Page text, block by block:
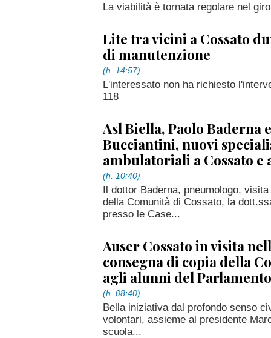
La viabilità è tornata regolare nel
Lite tra vicini a Cossato
di manutenzione
(h. 14:57)
L'interessato non ha richiesto
118
Asl Biella, Paolo Baderna
Bucciantini, nuovi
ambulatoriali a Cossato e
(h. 10:40)
Il dottor Baderna, pneumologo,
della Comunità di Cossato, la
presso le Case...
Auser Cossato in visita
consegna di copia della
agli alunni del Parlamento
(h. 08:40)
Bella iniziativa dal profondo senso
volontari, assieme al presidente
scuola...